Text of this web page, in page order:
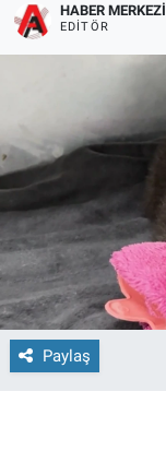
HABER MERKEZI
EDITÖR
Paylaş